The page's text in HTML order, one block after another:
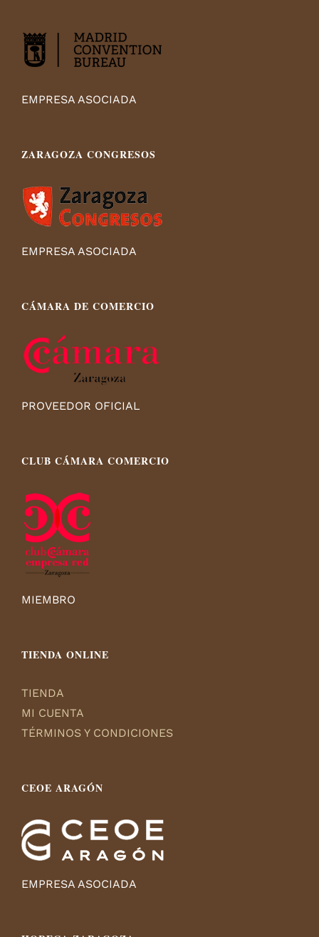
EMPRESA ASOCIADA
ZARAGOZA CONGRESOS
EMPRESA ASOCIADA
CÁMARA DE COMERCIO
PROVEEDOR OFICIAL
CLUB CÁMARA COMERCIO
MIEMBRO
TIENDA ONLINE
TIENDA
MI CUENTA
TÉRMINOS Y CONDICIONES
CEOE ARAGÓN
EMPRESA ASOCIADA